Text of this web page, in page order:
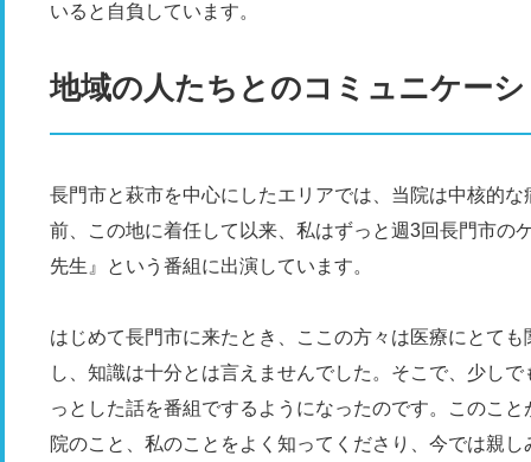
いると自負しています。
地域の人たちとのコミュニケー
長門市と萩市を中心にしたエリアでは、当院は中核的
前、この地に着任して以来、私はずっと週3回長門市の
先生』という番組に出演しています。
はじめて長門市に来たとき、ここの方々は医療にとて
し、知識は十分とは言えませんでした。そこで、少し
っとした話を番組でするようになったのです。このこ
院のこと、私のことをよく知ってくださり、今では親